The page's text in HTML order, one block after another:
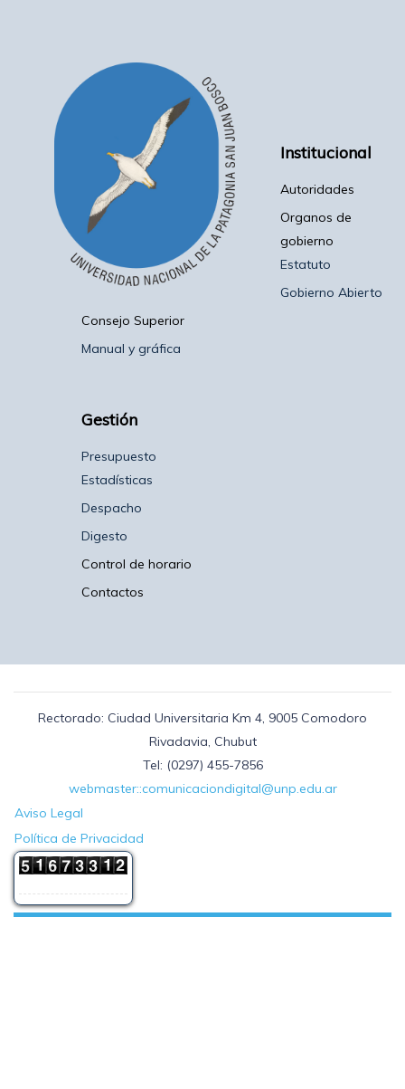
Institucional
Autoridades
Organos de
gobierno
Estatuto
Gobierno Abierto
Consejo Superior
Manual y gráfica
Gestión
Presupuesto
Estadísticas
Despacho
Digesto
Control de horario
Contactos
Rectorado: Ciudad Universitaria Km 4, 9005 Comodoro
Rivadavia, Chubut
Tel: (0297) 455-7856
webmaster::comunicaciondigital@unp.edu.ar
Aviso Legal
Política de Privacidad